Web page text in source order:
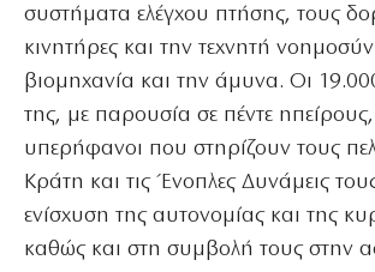
συστήματα ελέγχου πτήσης, τους
κινητήρες και την τεχνητή
βιομηχανία και την άμυνα. Οι
της, με παρουσία σε πέντε ηπείρους,
υπερήφανοι που στηρίζουν τους
Κράτη και τις Ένοπλες Δυνάμεις
ενίσχυση της αυτονομίας και της
καθώς και στη συμβολή τους στην